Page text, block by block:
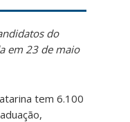
do
em 23 de maio
tem 6.100